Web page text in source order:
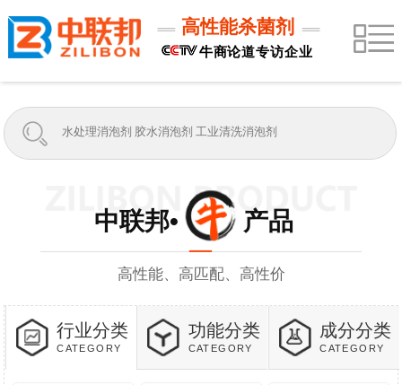
高性能杀菌剂
牛商论道专访企业
中联邦• 产品
高性能、高匹配、高性价
行业分类
CATEGORY
功能分类
CATEGORY
成分分类
CATEGORY